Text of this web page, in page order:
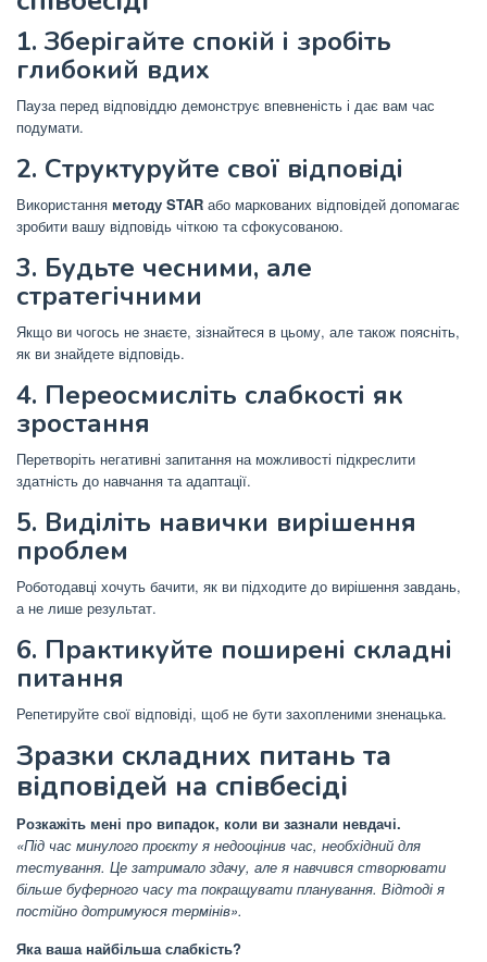
1. Зберігайте спокій і зробіть
глибокий вдих
Пауза перед відповіддю демонструє впевненість і дає вам час
подумати.
2. Структуруйте свої відповіді
Використання методу STAR або маркованих відповідей допомагає
зробити вашу відповідь чіткою та сфокусованою.
3. Будьте чесними, але
стратегічними
Якщо ви чогось не знаєте, зізнайтеся в цьому, але також поясніть,
як ви знайдете відповідь.
4. Переосмисліть слабкості як
зростання
Перетворіть негативні запитання на можливості підкреслити
здатність до навчання та адаптації.
5. Виділіть навички вирішення
проблем
Роботодавці хочуть бачити, як ви підходите до вирішення завдань,
а не лише результат.
6. Практикуйте поширені складні
питання
Репетируйте свої відповіді, щоб не бути захопленими зненацька.
Зразки складних питань та
відповідей на співбесіді
Розкажіть мені про випадок, коли ви зазнали невдачі.
«Під час минулого проєкту я недооцінив час, необхідний для
тестування. Це затримало здачу, але я навчився створювати
більше буферного часу та покращувати планування. Відтоді я
постійно дотримуюся термінів».
Яка ваша найбільша слабкість?